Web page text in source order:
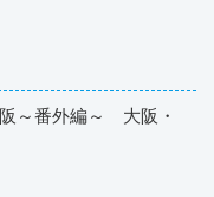
～番外編～ 大阪・